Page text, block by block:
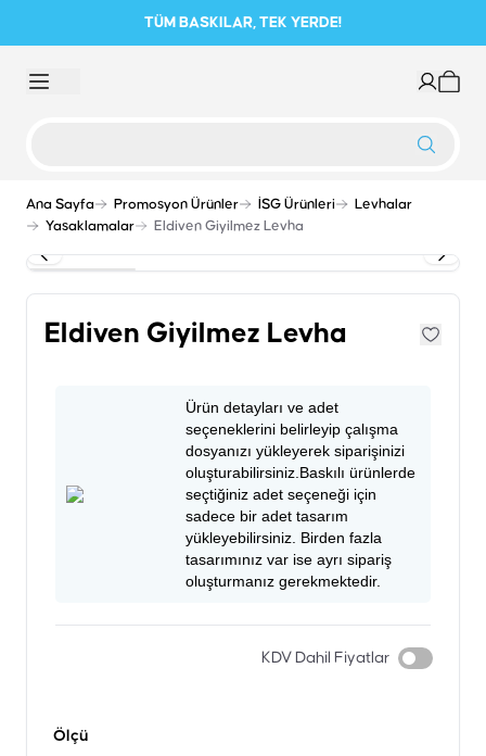
TÜM BASKILAR, TEK YERDE!
Ana Sayfa Promosyon Ürünler İSG Ürünleri
Levhalar
Yasaklamalar
Eldiven Giyilmez Levha
Eldiven Giyilmez Levha
Ürün detayları ve adet
seçeneklerini belirleyip çalışma
dosyanızı yükleyerek siparişinizi
oluşturabilirsiniz.Baskılı ürünlerde
seçtiğiniz adet seçeneği için
sadece bir adet tasarım
yükleyebilirsiniz. Birden fazla
tasarımınız var ise ayrı sipariş
oluşturmanız gerekmektedir.
KDV Dahil Fiyatlar
Ölçü